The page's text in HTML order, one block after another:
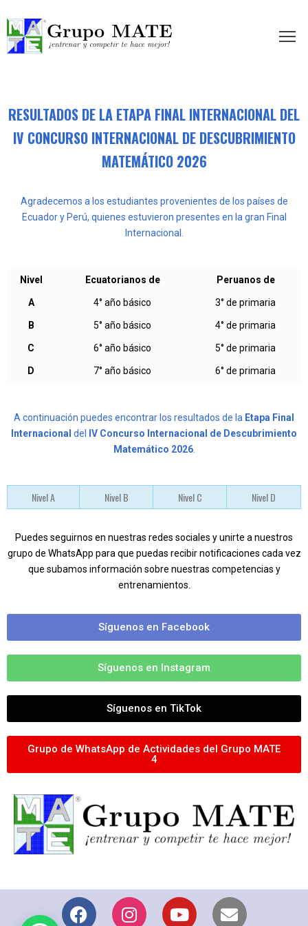
te hace mejor!
RESULTADOS DE LA ETAPA FINAL INTERNACIONAL DEL
IV CONCURSO INTERNACIONAL DE DESCUBRIMIENTO
MATEMÁTICO 2026
Agradecemos a los estudiantes provenientes de los países de
Ecuador y Perú, quienes estuvieron presentes en la gran Final
Internacional.
Nivel Ecuatorianos de Peruanos de
A 4° año básico 3° de primaria
B 5° año básico 4° de primaria
C 6° año básico 5° de primaria
D 7° año básico 6° de primaria
A continuación puedes encontrar los resultados de la Etapa Final
Internacional del
IV Concurso Internacional de Descubrimiento
Matemático 2026.
Nivel A Nivel B Nivel C Nivel D
Puedes seguirnos en nuestras redes sociales y unirte a nuestros
grupo de WhatsApp para que puedas recibir notificaciones cada vez
que subamos información sobre nuestras competencias y
entrenamientos.
Síguenos en Facebook
Síguenos en Instagram
Síguenos en TikTok
Grupo de WhatsApp de Actividades del Grupo MATE
4